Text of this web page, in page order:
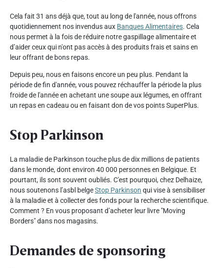
Cela fait 31 ans déjà que, tout au long de l'année, nous offrons
quotidiennement nos invendus aux Banques Alimentaires. Cela
nous permet à la fois de réduire notre gaspillage alimentaire et
d’aider ceux qui n'ont pas accès à des produits frais et sains en
leur offrant de bons repas.
Depuis peu, nous en faisons encore un peu plus. Pendant la
période de fin d'année, vous pouvez réchauffer la période la plus
froide de l'année en achetant une soupe aux légumes, en offrant
un repas en cadeau ou en faisant don de vos points SuperPlus.
Stop Parkinson
La maladie de Parkinson touche plus de dix millions de patients
dans le monde, dont environ 40 000 personnes en Belgique. Et
pourtant, ils sont souvent oubliés. C'est pourquoi, chez Delhaize,
nous soutenons l’asbl belgeStop Parkinson qui vise à sensibiliser
à la maladie et à collecter des fonds pour la recherche scientifique.
Comment ? En vous proposant d’acheter leur livre "Moving
Borders" dans nos magasins.
Demandes de sponsoring